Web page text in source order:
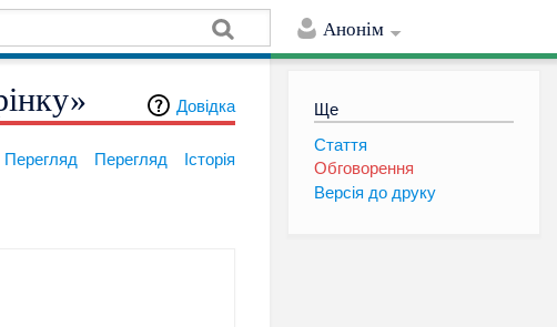
Анонім
Ще
Стаття
Обговорення
Версія до друку
Довідка
Перегляд Перегляд
Історія